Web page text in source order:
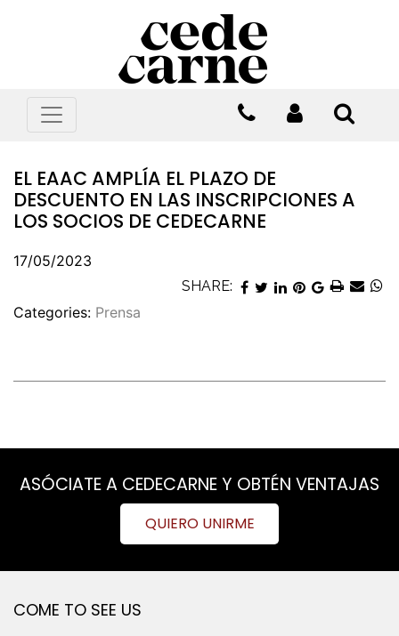
EL EAAC AMPLÍA EL PLAZO DE
DESCUENTO EN LAS INSCRIPCIONES A
LOS SOCIOS DE CEDECARNE
17/05/2023
SHARE:
Categories: Prensa
ASÓCIATE A CEDECARNE Y OBTÉN VENTAJAS
QUIERO UNIRME
COME TO SEE US